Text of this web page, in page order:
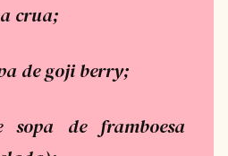
crua;
de goji berry;
de framboesa